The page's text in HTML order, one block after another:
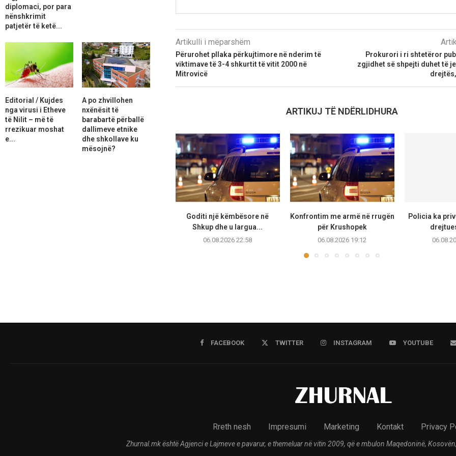
Artikulli i mëparshëm
Përurohet pllaka përkujtimore në nderim të
viktimave të 3-4 shkurtit të vitit 2000 në
Mitrovicë
Prokurori i ri shtetëror
zgjidhet së shpejti duhet të
ARTIKUJ TË NDËRLIDHURA
Goditi një këmbësore në
Shkup dhe u largua...
06.08.2026 22:58
Konfrontim me armë në rrugën
për Krushopek
06.08.2026 19:12
Policia ka
diplomaci, por para
nënshkrimit
patjetër të ketë...
Editorial / Kujdes
nga virusi i Etheve
të Nilit – më të
rrezikuar moshat
e...
A po zhvillohen
nxënësit të
barabartë përballë
dallimeve etnike
dhe shkollave ku
mësojnë?
FACEBOOK TWITTER INSTAGRAM YOUTUBE
Rreth nesh Impresumi Marketing Kontakt Privacy
Zhurnal.mk është Agjenci e Lajmeve e pavarur, e themeluar në vitin 2009, që e mbulon Maqedoninë,